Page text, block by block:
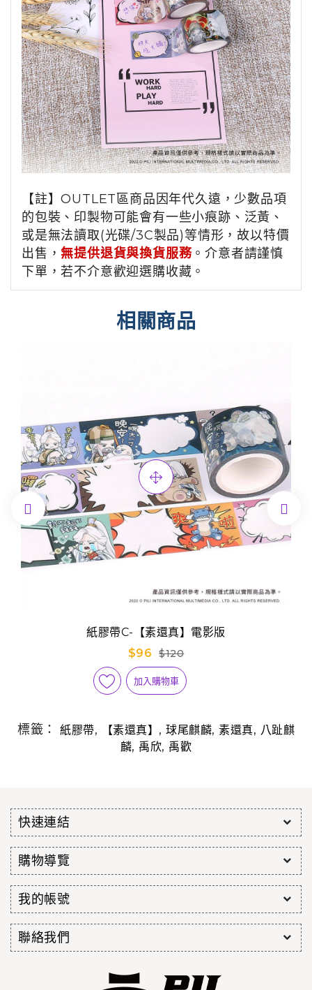
【註】OUTLET區商品因年代久遠，少數品項
的包裝、印製物可能會有一些小痕跡、泛黃、
或是無法讀取(光碟/3C製品)等情形，故以特價
出售，無提供退貨與換貨服務。介意者請謹慎
下單，若不介意歡迎選購收藏。
相關商品
紙膠帶C-【素還真】電影版
$96
$120
加入購物車
 
標籤： 紙膠帶, 【素還真】 , 球尾麒麟, 素還真, 八趾麒
麟, 禹欣, 禹歡
快速連結
購物導覽
我的帳號
聯絡我們